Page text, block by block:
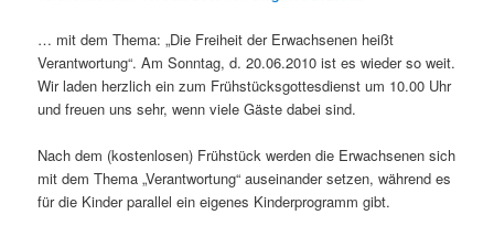
… mit dem Thema: „Die Freiheit der Erwachsenen heißt
Verantwortung“. Am Sonntag, d. 20.06.2010 ist es wieder so weit.
Wir laden herzlich ein zum Frühstücksgottesdienst um 10.00 Uhr
und freuen uns sehr, wenn viele Gäste dabei sind.
Nach dem (kostenlosen) Frühstück werden die Erwachsenen sich
mit dem Thema „Verantwortung“ auseinander setzen, während es
für die Kinder parallel ein eigenes Kinderprogramm gibt.